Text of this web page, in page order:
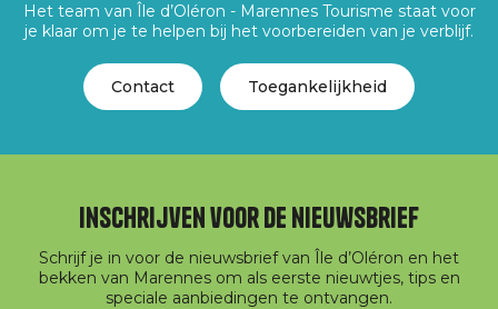
Het team van Île d’Oléron - Marennes Tourisme staat voor
je klaar om je te helpen bij het voorbereiden van je verblijf.
Contact Toegankelijkheid
Inschrijven voor de nieuwsbrief
Schrijf je in voor de nieuwsbrief van Île d’Oléron en het
bekken van Marennes om als eerste nieuwtjes, tips en
speciale aanbiedingen te ontvangen.